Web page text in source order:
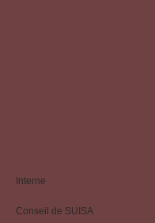
Interne
Conseil de SUISA